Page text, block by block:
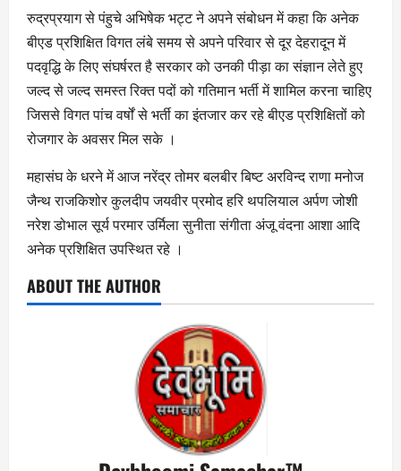
रुद्रप्रयाग से पंहुचे अभिषेक भट्ट ने अपने संबोधन में कहा कि अनेक
बीएड प्रशिक्षित विगत लंबे समय से अपने परिवार से दूर देहरादून में
पदवृद्धि के लिए संघर्षरत है सरकार को उनकी पीड़ा का संज्ञान लेते हुए
जल्द से जल्द समस्त रिक्त पदों को गतिमान भर्ती में शामिल करना चाहिए
जिससे विगत पांच वर्षों से भर्ती का इंतजार कर रहे बीएड प्रशिक्षितों को
रोजगार के अवसर मिल सके ।
महासंघ के धरने में आज नरेंद्र तोमर बलबीर बिष्ट अरविन्द राणा मनोज
जैन्थ राजकिशोर कुलदीप जयवीर प्रमोद हरि थपलियाल अर्पण जोशी
नरेश डोभाल सूर्य परमार उर्मिला सुनीता संगीता अंजू वंदना आशा आदि
अनेक प्रशिक्षित उपस्थित रहे ।
ABOUT THE AUTHOR